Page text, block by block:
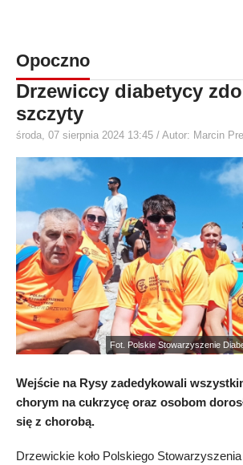
Opoczno
Drzewiccy diabetycy
szczyty
środa, 07 sierpnia 2024 13:45 / Autor: Marcin
Fot. Polskie Stowarzyszenie
Wejście na Rysy zadedykowali
chorym na cukrzycę oraz osobom
się z chorobą.
Drzewickie koło Polskiego